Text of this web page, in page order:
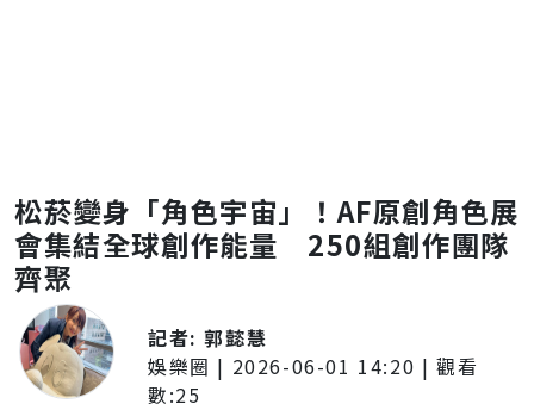
松菸變身「角色宇宙」！AF原創角色展
會集結全球創作能量 250組創作團隊
齊聚
記者:郭懿慧
娛樂圈 | 2026-06-01 14:20 | 觀看
數:25